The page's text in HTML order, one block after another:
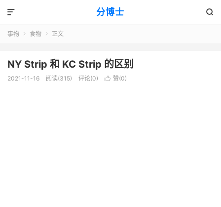
分博士 

事物  食物  正文
NY Strip 和 KC Strip 的区别
2021-11-16 阅读(315) 评论(0)  赞(0)